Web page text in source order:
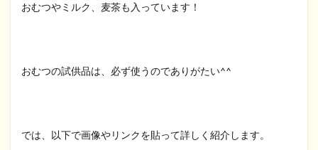
おむつやミルク、麦茶も入っています！
おむつの試供品は、必ず使うのでありがたい^^
では、以下で画像やリンクを貼って詳しく紹介します。